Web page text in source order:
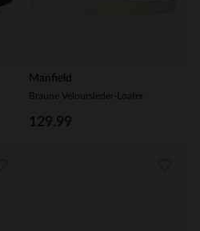
Manfield
Braune Veloursleder-Loafer
129.99